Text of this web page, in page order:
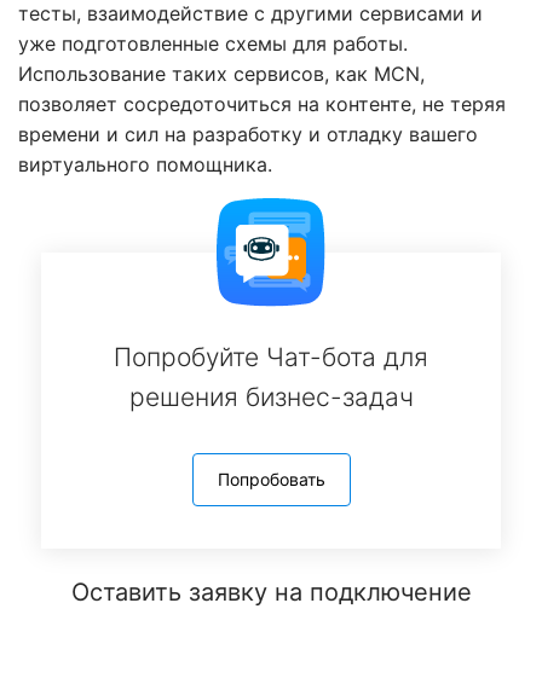
тесты, взаимодействие с другими сервисами и
уже подготовленные схемы для работы.
Использование таких сервисов, как MCN,
позволяет сосредоточиться на контенте, не теряя
времени и сил на разработку и отладку вашего
виртуального помощника.
Попробуйте Чат-бота для
решения бизнес-задач
Попробовать
Оставить заявку на подключение